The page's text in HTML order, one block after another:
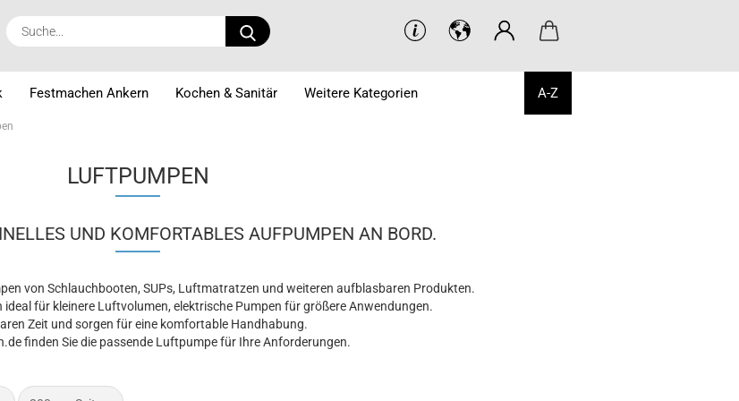
Suche...
Festmachen Ankern Kochen & Sanitär A-Z
Weitere Kategorien
LUFTPUMPEN
UND KOMFORTABLES AUFPUMPEN AN BORD.
von Schlauchbooten, SUPs, Luftmatratzen und weiteren aufblasbaren Produkten.
ideal für kleinere Luftvolumen, elektrische Pumpen für größere Anwendungen.
Zeit und sorgen für eine komfortable Handhabung.
finden Sie die passende Luftpumpe für Ihre Anforderungen.